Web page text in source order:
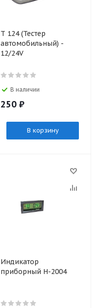
Т 124 (Тестер
автомобильный) -
12/24V
В наличии
250 ₽
В корзину
Индикатор
приборный Н-2004